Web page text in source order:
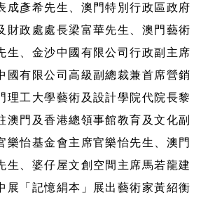
成彥希先生、澳門特別行政區政府
財政處處長梁富華先生、澳門藝術
生、金沙中國有限公司行政副主席
國有限公司高級副總裁兼首席營銷
理工大學藝術及設計學院代院長黎
澳門及香港總領事館教育及文化副
樂怡基金會主席官樂怡先生、澳門
生、婆仔屋文創空間主席馬若龍建
展「記憶絹本」展出藝術家黃紹衡